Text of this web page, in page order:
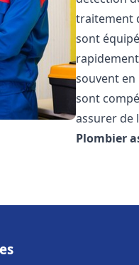
traitement
sont
souvent
sont
assurer de
Plombier